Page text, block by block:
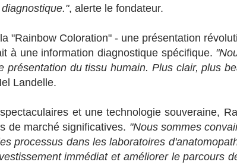
, alerte le fondateur.
"Rainbow Coloration" - une présentation
à une information diagnostique spécifique.
présentation du tissu humain. Plus clair, plus
Landelle.
et une technologie souveraine,
de marché significatives. "Nous sommes
processus dans les laboratoires
immédiat et améliorer le parcours